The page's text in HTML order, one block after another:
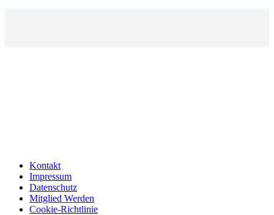
Kontakt
Impressum
Datenschutz
Mitglied Werden
Cookie-Richtlinie